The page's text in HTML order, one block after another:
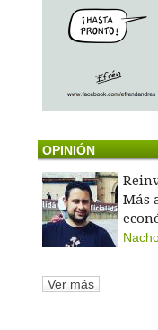
OPINIÓN
Más
Ver más